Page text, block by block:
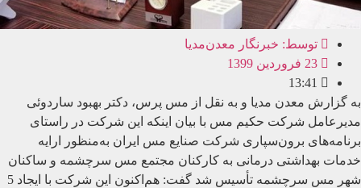
توسط: خبرنگار معدن‌مدیا
23 فروردین 1399
13:41
به گزارش معدن مدیا و به نقل از مس پرس، دکتر بهبود ساردوئی
مدیرعامل شرکت حکیم مس با بیان اینکه این شرکت در راستای
برنامه‌های برون‌سپاری شرکت صنایع مس ایران به‌منظور ارایه
خدمات بهداشتی درمانی به کارکنان مجتمع مس سرچشمه و ساکنان
شهر مس سرچشمه تأسیس شد گفت: هم‌اکنون این شرکت با ایجاد 5